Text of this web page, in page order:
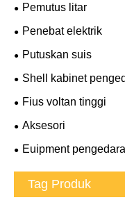
Pemutus litar
Penebat elektrik
Putuskan suis
Shell kabinet
Fius voltan tinggi
Aksesori
Euipment
Tag Produk